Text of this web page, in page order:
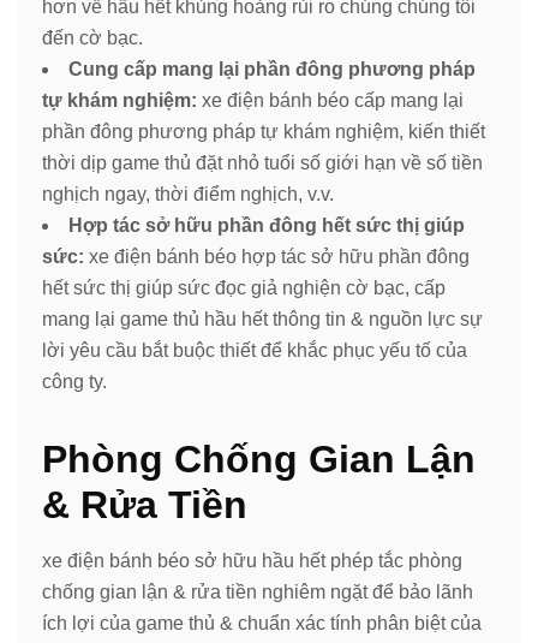
hơn về hầu hết khủng hoảng rủi ro chúng chúng tôi
đến cờ bạc.
Cung cấp mang lại phần đông phương pháp
tự khám nghiệm: xe điện bánh béo cấp mang lại
phần đông phương pháp tự khám nghiệm, kiến thiết
thời dịp game thủ đặt nhỏ tuổi số giới hạn về số tiền
nghịch ngay, thời điểm nghịch, v.v.
Hợp tác sở hữu phần đông hết sức thị giúp
sức: xe điện bánh béo hợp tác sở hữu phần đông
hết sức thị giúp sức đọc giả nghiện cờ bạc, cấp
mang lại game thủ hầu hết thông tin & nguồn lực sự
lời yêu cầu bắt buộc thiết để khắc phục yếu tố của
công ty.
Phòng Chống Gian Lận
& Rửa Tiền
xe điện bánh béo sở hữu hầu hết phép tắc phòng
chống gian lận & rửa tiền nghiêm ngặt để bảo lãnh
ích lợi của game thủ & chuẩn xác tính phân biệt của